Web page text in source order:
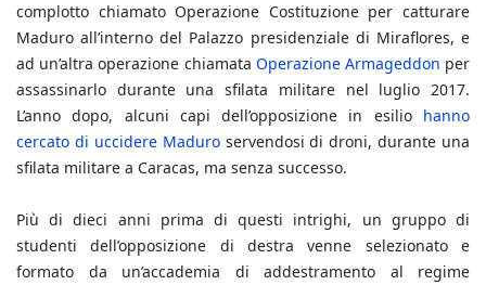
complotto chiamato Operazione Costituzione per catturare
Maduro all’interno del Palazzo presidenziale di Miraflores, e
ad un’altra operazione chiamata Operazione Armageddon per
assassinarlo durante una sfilata militare nel luglio 2017.
L’anno dopo, alcuni capi dell’opposizione in esilio hanno
cercato di uccidere Maduroservendosi di droni, durante una
sfilata militare a Caracas, ma senza successo.
Più di dieci anni prima di questi intrighi, un gruppo di
studenti dell’opposizione di destra venne selezionato e
formato da un’accademia di addestramento al regime